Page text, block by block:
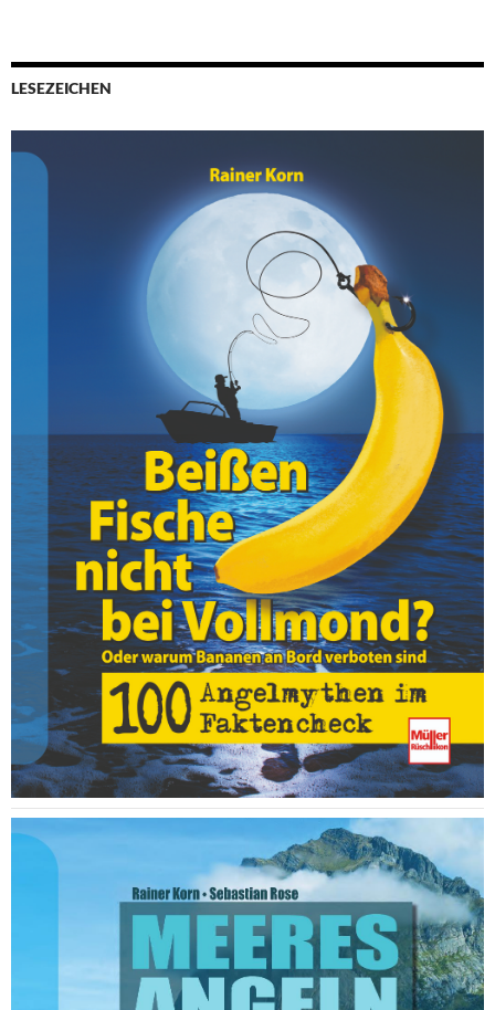
LESEZEICHEN